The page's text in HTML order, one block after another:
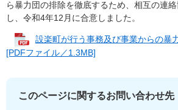
ら暴力団の排除を徹底するため、相互の連
し、令和4年12月に合意しました。
設楽町が行う事務及び事業からの暴
[PDFファイル／1.3MB]
このページに関するお問い合わせ先